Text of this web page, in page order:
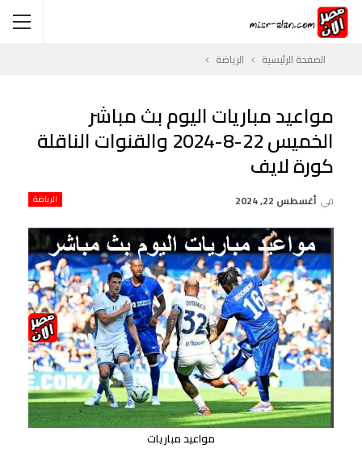
الصفحة الرئيسية الرياضة
مواعيد مباريات اليوم بث مباشر
الخميس 22-8-2024 والقنوات الناقلة
كورة لايف
الرياضة في أغسطس 22, 2024
مواعيد مباريات